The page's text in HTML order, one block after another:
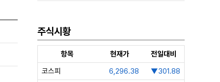
주식시황
항목 현재가
전일대비
코스피
6,296.38
▼301.88